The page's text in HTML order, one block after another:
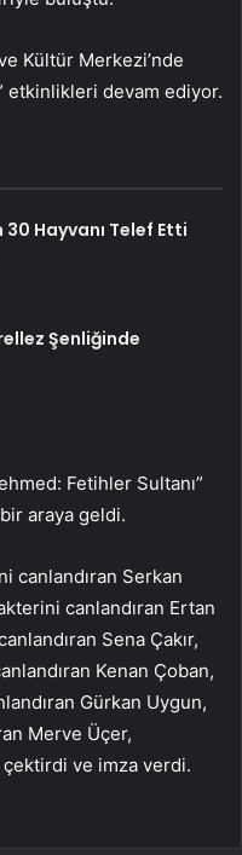
Kültür Merkezi’nde
etkinlikleri devam ediyor.
30 Hayvanı Telef Etti
Şenliğinde
Fetihler Sultanı”
araya geldi.
canlandıran Serkan
canlandıran Ertan
Sena Çakır,
Kenan Çoban,
Gürkan Uygun,
Merve Üçer,
ve imza verdi.